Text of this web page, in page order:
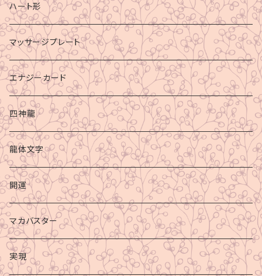
ハート形
マッサージプレート
エナジーカード
四神龍
龍体文字
開運
マカバスター
実現